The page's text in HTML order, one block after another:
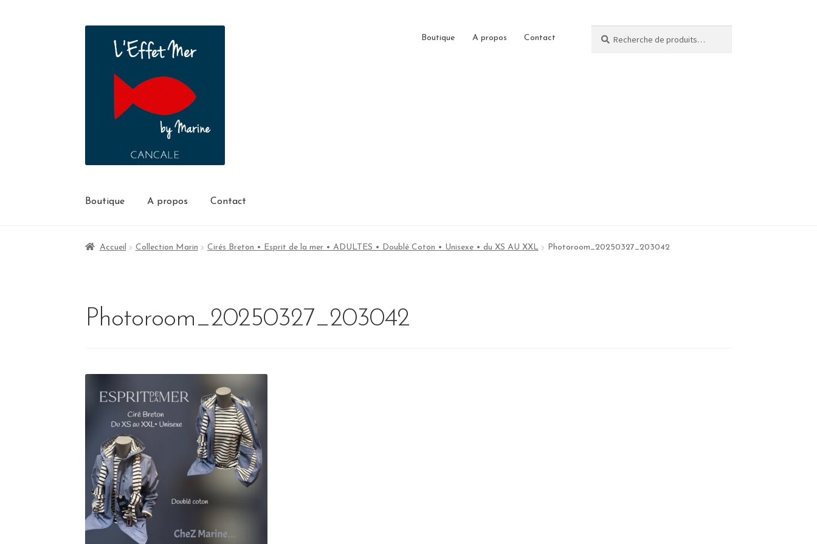
Boutique A propos Contact
Boutique A propos Contact
Accueil Collection Marin Cirés Breton • Esprit de la mer • ADULTES • Doublé Coton • Unisexe • du XS AU XXL Photoroom_20250327_203042
Photoroom_20250327_203042